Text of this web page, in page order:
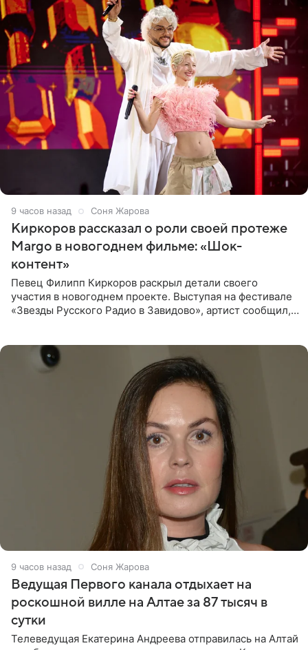
9 часов назад Соня Жарова
Киркоров рассказал о роли своей протеже
Margo в новогоднем фильме: «Шок-
контент»
Певец Филипп Киркоров раскрыл детали своего
участия в новогоднем проекте. Выступая на фестивале
«Звезды Русского Радио в Завидово», артист сообщил,
9 часов назад Соня Жарова
Ведущая Первого канала отдыхает на
роскошной вилле на Алтае за 87 тысяч в
сутки
Телеведущая Екатерина Андреева отправилась на Алтай